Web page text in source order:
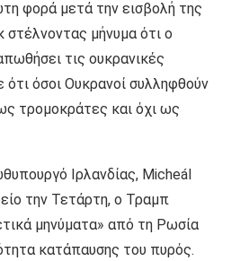
φορά μετά την εισβολή της
μήνυμα ότι ο
τις ουκρανικές
ότι όσοι Ουκρανοί συλληφθούν
τρομοκράτες και όχι ως
Ιρλανδίας, Micheál
την Τετάρτη, ο Τραμπ
μηνύματα» από τη Ρωσία
κατάπαυσης του πυρός.